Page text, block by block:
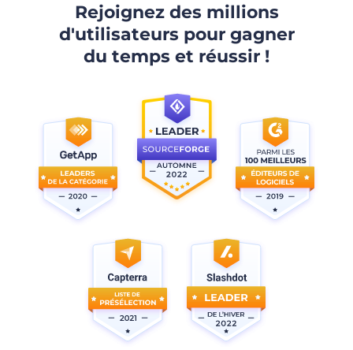
Rejoignez des millions
d'utilisateurs pour gagner
du temps et réussir !